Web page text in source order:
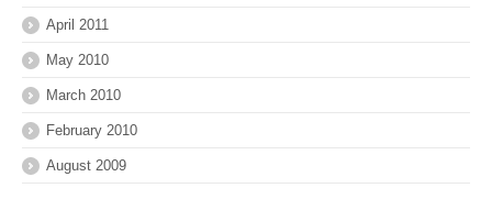
April 2011
May 2010
March 2010
February 2010
August 2009